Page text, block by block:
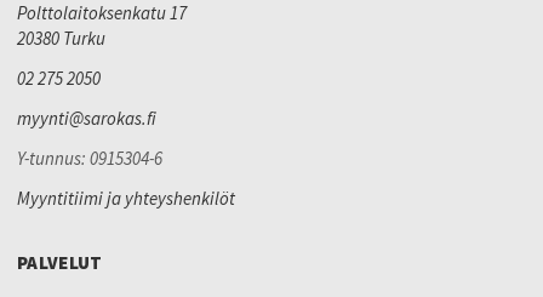
Polttolaitoksenkatu 17
20380 Turku
02 275 2050
myynti@sarokas.fi
Y-tunnus: 0915304-6
Myyntitiimi ja yhteyshenkilöt
PALVELUT